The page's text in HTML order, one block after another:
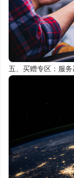
五、买赠专区：服